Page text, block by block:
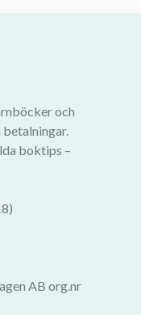
och
betalningar.
boktips –
AB org.nr